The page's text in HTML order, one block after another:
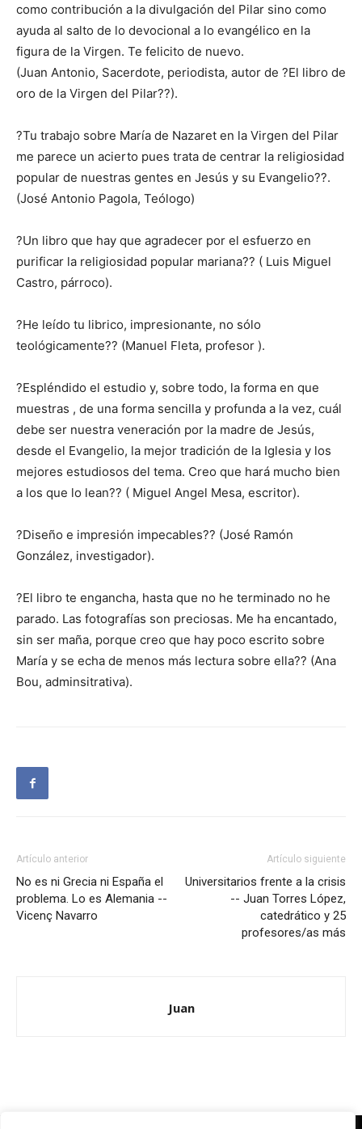
como contribución a la divulgación del Pilar sino como
ayuda al salto de lo devocional a lo evangélico en la
figura de la Virgen. Te felicito de nuevo.
(Juan Antonio, Sacerdote, periodista, autor de ?El libro de
oro de la Virgen del Pilar??).
?Tu trabajo sobre María de Nazaret en la Virgen del Pilar
me parece un acierto pues trata de centrar la religiosidad
popular de nuestras gentes en Jesús y su Evangelio??.
(José Antonio Pagola, Teólogo)
?Un libro que hay que agradecer por el esfuerzo en
purificar la religiosidad popular mariana?? ( Luis Miguel
Castro, párroco).
?He leído tu librico, impresionante, no sólo
teológicamente?? (Manuel Fleta, profesor ).
?Espléndido el estudio y, sobre todo, la forma en que
muestras , de una forma sencilla y profunda a la vez, cuál
debe ser nuestra veneración por la madre de Jesús,
desde el Evangelio, la mejor tradición de la Iglesia y los
mejores estudiosos del tema. Creo que hará mucho bien
a los que lo lean?? ( Miguel Angel Mesa, escritor).
?Diseño e impresión impecables?? (José Ramón
González, investigador).
?El libro te engancha, hasta que no he terminado no he
parado. Las fotografías son preciosas. Me ha encantado,
sin ser maña, porque creo que hay poco escrito sobre
María y se echa de menos más lectura sobre ella?? (Ana
Bou, adminsitrativa).
Artículo anterior
No es ni Grecia ni España el
problema. Lo es Alemania --
Vicenç Navarro
Artículo siguiente
Universitarios frente a la crisis
-- Juan Torres López,
catedrático y 25
profesores/as más
Juan